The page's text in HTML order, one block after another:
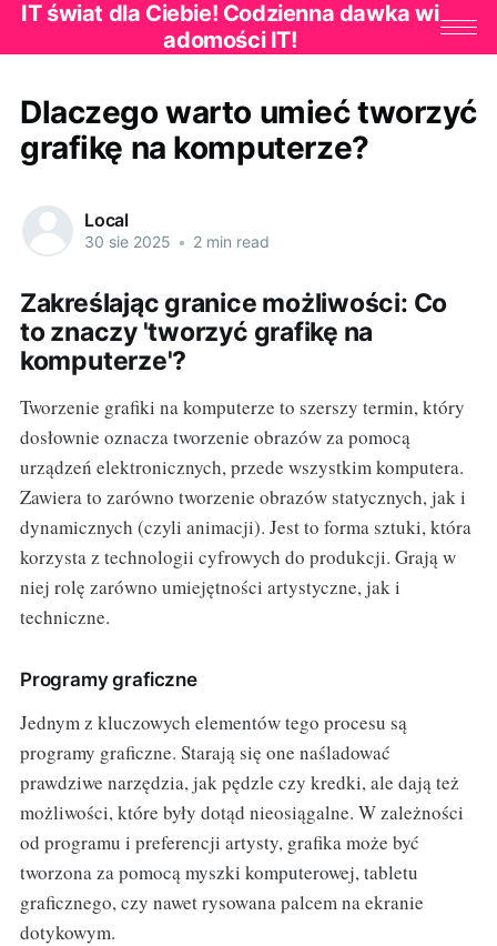
IT świat dla Ciebie! Codzienna dawka wi
adomości IT!
Dlaczego warto umieć tworzyć
grafikę na komputerze?
Local
30 sie 2025 • 2 min read
Zakreślając granice możliwości: Co
to znaczy 'tworzyć grafikę na
komputerze'?
Tworzenie grafiki na komputerze to szerszy termin, który
dosłownie oznacza tworzenie obrazów za pomocą
urządzeń elektronicznych, przede wszystkim komputera.
Zawiera to zarówno tworzenie obrazów statycznych, jak i
dynamicznych (czyli animacji). Jest to forma sztuki, która
korzysta z technologii cyfrowych do produkcji. Grają w
niej rolę zarówno umiejętności artystyczne, jak i
techniczne.
Programy graficzne
Jednym z kluczowych elementów tego procesu są
programy graficzne. Starają się one naśladować
prawdziwe narzędzia, jak pędzle czy kredki, ale dają też
możliwości, które były dotąd nieosiągalne. W zależności
od programu i preferencji artysty, grafika może być
tworzona za pomocą myszki komputerowej, tabletu
graficznego, czy nawet rysowana palcem na ekranie
dotykowym.